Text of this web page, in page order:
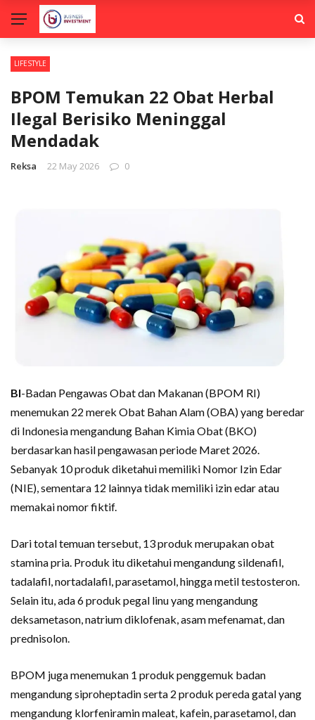
LIFESTYLE
BPOM Temukan 22 Obat Herbal
Ilegal Berisiko Meninggal
Mendadak
Reksa 22 May 2026 0
BI-Badan Pengawas Obat dan Makanan (BPOM RI)
menemukan 22 merek Obat Bahan Alam (OBA) yang beredar
di Indonesia mengandung Bahan Kimia Obat (BKO)
berdasarkan hasil pengawasan periode Maret 2026.
Sebanyak 10 produk diketahui memiliki Nomor Izin Edar
(NIE), sementara 12 lainnya tidak memiliki izin edar atau
memakai nomor fiktif.
Dari total temuan tersebut, 13 produk merupakan obat
stamina pria. Produk itu diketahui mengandung sildenafil,
tadalafil, nortadalafil, parasetamol, hingga metil testosteron.
Selain itu, ada 6 produk pegal linu yang mengandung
deksametason, natrium diklofenak, asam mefenamat, dan
prednisolon.
BPOM juga menemukan 1 produk penggemuk badan
mengandung siproheptadin serta 2 produk pereda gatal yang
mengandung klorfeniramin maleat, kafein, parasetamol, dan